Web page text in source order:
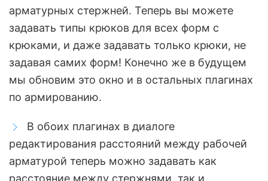
арматурных стержней. Теперь вы можете
задавать типы крюков для всех форм с
крюками, и даже задавать только крюки, не
задавая самих форм! Конечно же в будущем
мы обновим это окно и в остальных плагинах
по армированию.
В обоих плагинах в диалоге
редактирования расстояний между рабочей
арматурой теперь можно задавать как
расстояние между стержнями, так и